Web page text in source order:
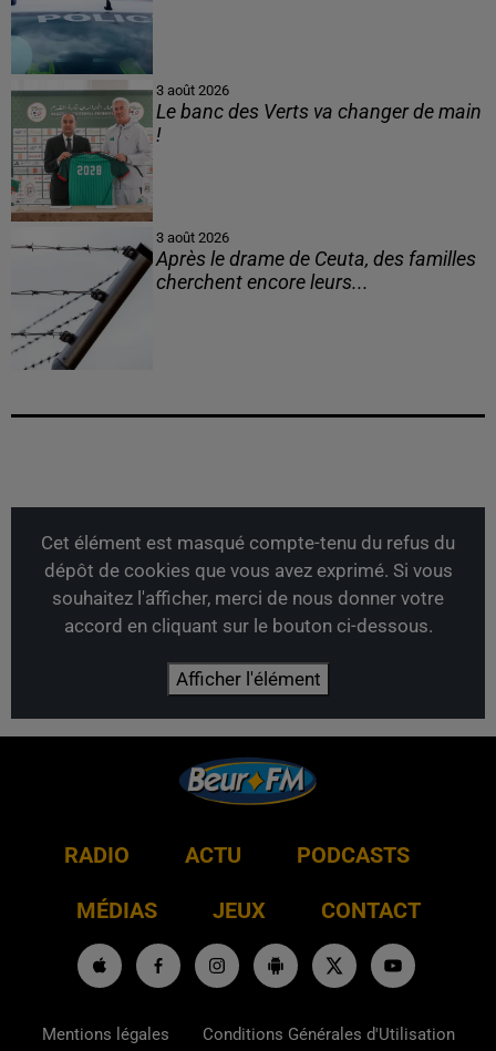
3 août 2026
Le banc des Verts va changer de main
!
3 août 2026
Après le drame de Ceuta, des familles
cherchent encore leurs...
Cet élément est masqué compte-tenu du refus du
dépôt de cookies que vous avez exprimé. Si vous
souhaitez l'afficher, merci de nous donner votre
accord en cliquant sur le bouton ci-dessous.
Afficher l'élément
RADIO ACTU PODCASTS
MÉDIAS JEUX CONTACT
Mentions légales Conditions Générales d'Utilisation